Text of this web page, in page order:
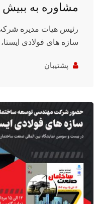
مشاوره به ببیش از ۲۰۰ مراجعه
رئیس هیات مدیره
سازه های فولادی
پشتیبان